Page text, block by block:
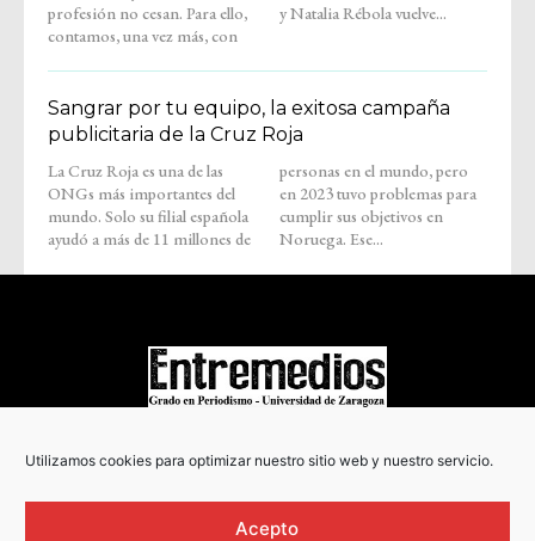
Utilizamos cookies para optimizar nuestro sitio web y nuestro servicio.
Acepto
profesión no cesan. Para ello,
contamos, una vez más, con
y Natalia Rébola vuelve...
Sangrar por tu equipo, la exitosa campaña
publicitaria de la Cruz Roja
La Cruz Roja es una de las
ONGs más importantes del
mundo. Solo su filial española
ayudó a más de 11 millones de
personas en el mundo, pero
en 2023 tuvo problemas para
cumplir sus objetivos en
Noruega. Ese...